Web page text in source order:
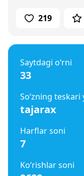
219
Saytdagi o‘rni
33
So‘zning teskari
tajarax
Harflar soni
7
Ko‘rishlar soni